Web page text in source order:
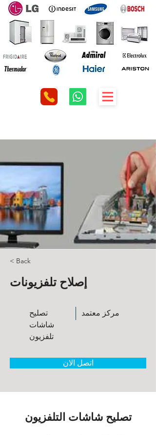
< Back
إصلاح تلفزيونات
تصليح
شاشات
تلفزيون
مركز معتمد
اتصل الان
تصليح شاشات التلفزيون